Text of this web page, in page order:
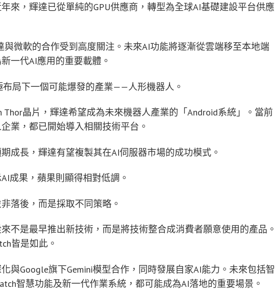
來，輝達已從單純的GPU供應商，轉型為全球AI基礎建設平台供應
與微軟的合作受到高度關注。未來AI功能將逐漸從雲端移至本地端
一代AI應用的重要載體。
布局下一個可能爆發的產業——人形機器人。
Thor晶片，輝達希望成為未來機器人產業的「Android系統」。當前
業，都已開始導入相關技術平台。
成長，輝達有望複製其在AI伺服器市場的成功模式。
成果，蘋果則顯得相對低調。
落後，而是採取不同策略。
不是最早推出新技術，而是將技術整合成消費者願意使用的產品。
皆是如此。
與Google旗下Gemini模型合作，同時發展自家AI能力。未來包括智
智慧功能及新一代作業系統，都可能成為AI落地的重要場景。